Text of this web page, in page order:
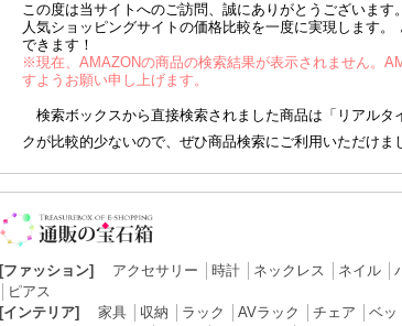
この度は当サイトへのご訪問、誠にありがとうございま
人気ショッピングサイトの価格比較を一度に実現します
できます！
※現在、AMAZONの商品の検索結果が表示されません。
すようお願い申し上げます。
検索ボックスから直接検索されました商品は「リアルタ
クが比較的少ないので、ぜひ商品検索にご利用いただけま
[ファッション] アクセサリー 時計 ネックレス ネイル
ピアス
[インテリア]
家具 収納 ラック AVラック チェア ベッ